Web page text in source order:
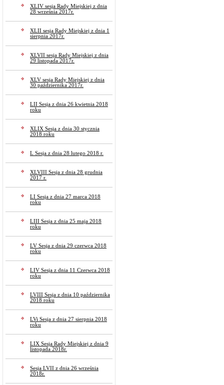
XLIV sesja Rady Miejskiej z dnia
28 września 2017r.
XLII sesja Rady Miejskiej z dnia 1
sierpnia 2017r.
XLVII sesja Rady Miejskiej z dnia
29 listopada 2017r.
XLV sesja Rady Miejskiej z dnia
30 października 2017r.
LII Sesja z dnia 26 kwietnia 2018
roku
XLIX Sesja z dnia 30 stycznia
2018 roku
L Sesja z dnia 28 lutego 2018 r.
XLVIII Sesja z dnia 28 grudnia
2017 r.
LI Sesja z dnia 27 marca 2018
roku
LIII Sesja z dnia 25 maja 2018
roku
LV Sesja z dnia 29 czerwca 2018
roku
LIV Sesja z dnia 11 Czerwca 2018
roku
LVIII Sesja z dnia 10 października
2018 roku
LVi Sesja z dnia 27 sierpnia 2018
roku
LIX Sesja Rady Miejskiej z dnia 9
listopada 2018r.
Sesja LVII z dnia 26 września
2018r.